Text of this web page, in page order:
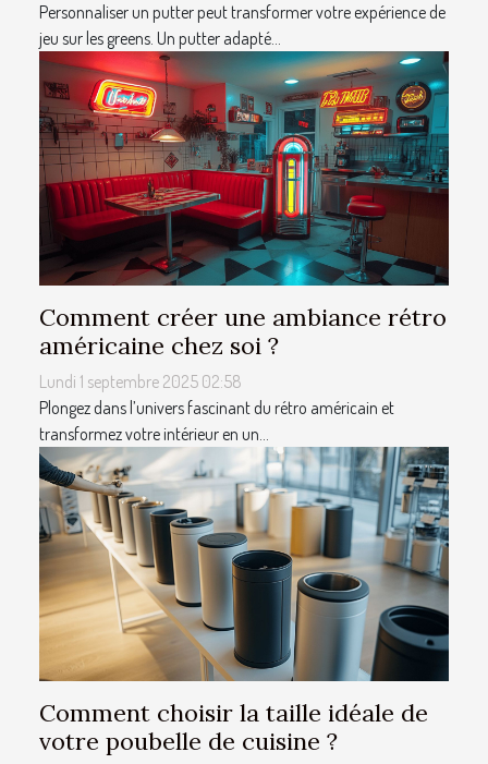
Personnaliser un putter peut transformer votre expérience de
jeu sur les greens. Un putter adapté...
Comment créer une ambiance rétro
américaine chez soi ?
Lundi 1 septembre 2025 02:58
Plongez dans l’univers fascinant du rétro américain et
transformez votre intérieur en un...
Comment choisir la taille idéale de
votre poubelle de cuisine ?